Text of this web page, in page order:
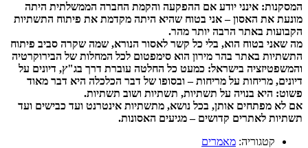
המסקנות: אינני יודע אם ההפקעה והקמת החברה הממשלתית היתה
מונעת את האסון – אני בטוח שהיא היתה מקדמת את פיתוח התשתיות
הקבועות באתר הרבה יותר מהר.
מה שאני בטוח הוא, בלי כל קשר לאסור הנורא, שמה שקרה סביב פיתוח
התשתיות באתר בהר מירון הוא סימפטום לכל המחלות של הבירוקרטיה
והמשפטיזציה בישראל: כמעט כל החלטה עוברת דרך בג"ץ, דיונים על
דיונים, מריחות על מריחות – ובסופו של דבר הכלכלה היא דבר מאוד
פשוט: היא בנויה על תשתיות, תשתיות ושוב תשתיות.
אם לא מפתחים אותן, בכל נושא, מתשתיות אינטרנט ועד כבישים ועד
תשתיות לאתרים קדושים – מגיעים האסונות.
קטגוריה: מאמרים